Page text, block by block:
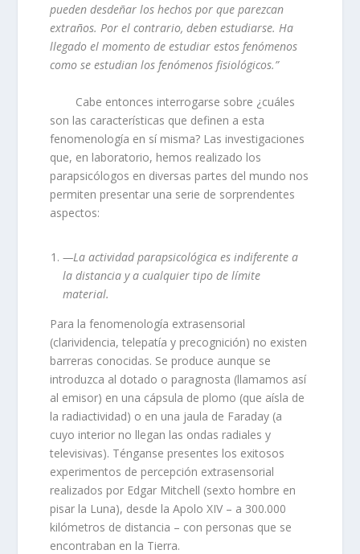
pueden desdeñar los hechos por que parezcan
extraños. Por el contrario, deben estudiarse. Ha
llegado el momento de estudiar estos fenómenos
como se estudian los fenómenos fisiológicos.”
Cabe entonces interrogarse sobre ¿cuáles
son las características que definen a esta
fenomenología en sí misma? Las investigaciones
que, en laboratorio, hemos realizado los
parapsicólogos en diversas partes del mundo nos
permiten presentar una serie de sorprendentes
aspectos:
—La actividad parapsicológica es indiferente a
la distancia y a cualquier tipo de límite
material.
Para la fenomenología extrasensorial
(clarividencia, telepatía y precognición) no existen
barreras conocidas. Se produce aunque se
introduz­ca al dotado o paragnosta (llamamos así
al emisor) en una cápsula de plomo (que aísla de
la radiactividad) o en una jaula de Faraday (a
cuyo interior no llegan las ondas radiales y
televisivas). Ténganse presentes los exitosos
experimentos de percepción extrasensorial
realizados por Edgar Mitchell (sexto hombre en
pisar la Luna), desde la Apolo XIV – a 300.000
kilómetros de distancia – con personas que se
encontraban en la Tierra.